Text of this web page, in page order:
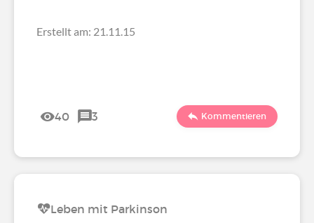
Erstellt am: 21.11.15
40 3 Kommentieren
Leben mit Parkinson